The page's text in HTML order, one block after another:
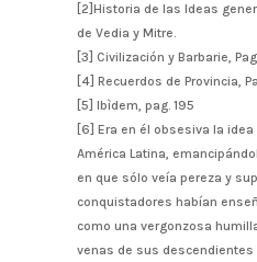
[2]Historia de las Ideas
de Vedia y Mitre.
[3] Civilización y Barbarie,
[4] Recuerdos de Provincia,
[5] Ibìdem, pag. 195
[6] Era en él obsesiva la
América Latina,
en que sólo veía pereza y
conquistadores habían
como una vergonzosa
venas de sus